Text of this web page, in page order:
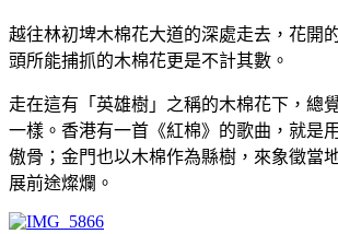
越往林初埤木棉花大道的深處走去，花開
頭所能捕抓的木棉花更是不計其數。
走在這有「英雄樹」之稱的木棉花下，總
一樣。香港有一首《紅棉》的歌曲，就是
傲骨；金門也以木棉作為縣樹，來象徵當
展前途燦爛。